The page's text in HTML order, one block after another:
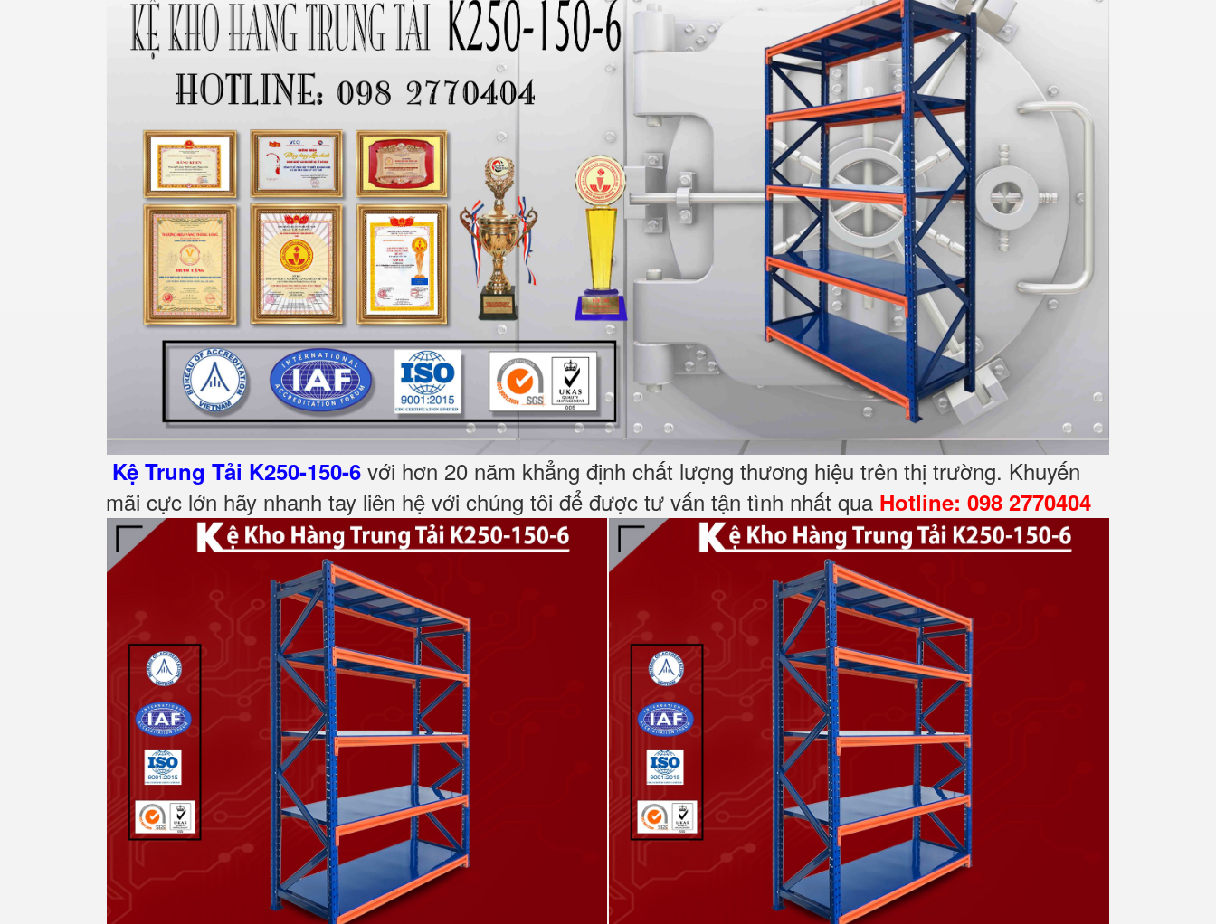
Kệ Trung Tải K250-150-6 với hơn 20 năm khẳng định chất lượng thương hiệu trên thị trường. Khuyến
mãi cực lớn hãy nhanh tay liên hệ với chúng tôi để được tư vấn tận tình nhất qua Hotline: 098 2770404